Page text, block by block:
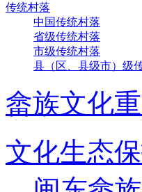
传统村落
中国传统村落
省级传统村落
市级传统村落
县（区、县级市）级
畲族文化
文化生态